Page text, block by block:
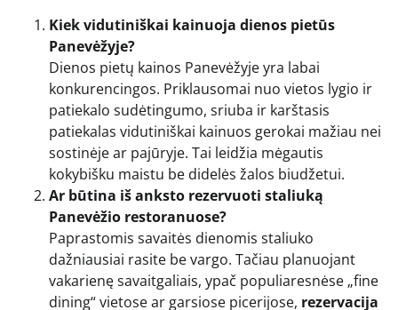
Kiek vidutiniškai kainuoja dienos pietūs
Panevėžyje?
Dienos pietų kainos Panevėžyje yra labai
konkurencingos. Priklausomai nuo vietos lygio ir
patiekalo sudėtingumo, sriuba ir karštasis
patiekalas vidutiniškai kainuos gerokai mažiau nei
sostinėje ar pajūryje. Tai leidžia mėgautis
kokybišku maistu be didelės žalos biudžetui.
Ar būtina iš anksto rezervuoti staliuką
Panevėžio restoranuose?
Paprastomis savaitės dienomis staliuko
dažniausiai rasite be vargo. Tačiau planuojant
vakarienę savaitgaliais, ypač populiaresnėse „fine
dining“ vietose ar garsiose picerijose, rezervacija